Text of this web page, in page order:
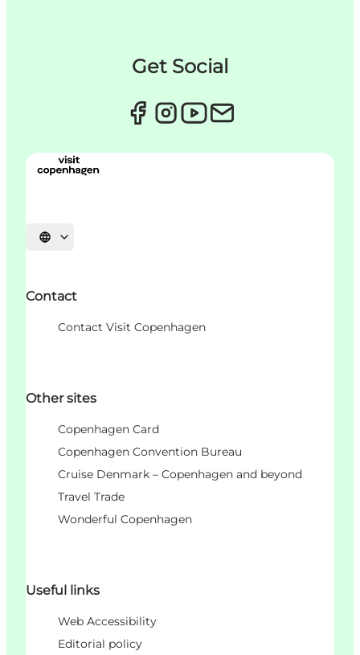
Get Social
Choisissez la langue
Contact
Contact Visit Copenhagen
Other sites
Copenhagen Card
Copenhagen Convention Bureau
Cruise Denmark – Copenhagen and beyond
Travel Trade
Wonderful Copenhagen
Useful links
Web Accessibility
Editorial policy